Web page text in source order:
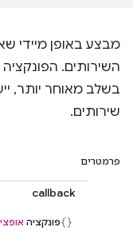
השירותים. הפונקציה
בשלב מאוחר יותר,
שירותים.
פרמטרים
callback
פונקציה